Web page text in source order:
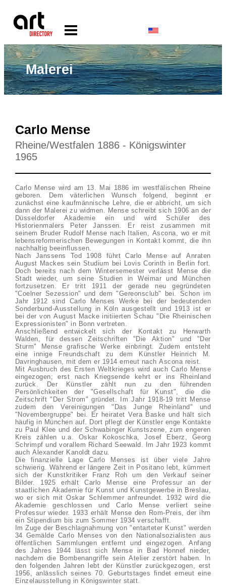
Malerei
Carlo Mense
Rheine/Westfalen 1886 - Königswinter
1965
Carlo Mense wird am 13. Mai 1886 im westfälischen Rheine
geboren. Dem väterlichen Wunsch folgend, beginnt er
zunächst eine kaufmännische Lehre, die er abbricht, um sich
dann der Malerei zu widmen. Mense schreibt sich 1906 an der
Düsseldorfer Akademie ein und wird Schüler des
Historienmalers Peter Janssen. Er reist zusammen mit
seinem Bruder Rudolf Mense nach Italien, Ascona, wo er mit
lebensreformerischen Bewegungen in Kontakt kommt, die ihn
nachhaltig beeinflussen.
Nach Janssens Tod 1908 führt Carlo Mense auf Anraten
August Mackes sein Studium bei Lovis Corinth in Berlin fort.
Doch bereits nach dem Wintersemester verlässt Mense die
Stadt wieder, um seine Studien in Weimar und München
fortzusetzen. Er tritt 1911 der gerade neu gegründeten
"Coelner Sezession" und dem "Gereonsclub" bei. Schon im
Jahr 1912 sind Carlo Menses Werke bei der bedeutenden
Sonderbund-Ausstellung in Köln ausgestellt und 1913 ist er
bei der von August Macke initiierten Schau "Die Rheinischen
Expressionisten" in Bonn vertreten.
Anschließend entwickelt sich der Kontakt zu Herwarth
Walden, für dessen Zeitschriften "Die Aktion" und "Der
Sturm" Mense grafische Werke einbringt. Zudem entsteht
eine innige Freundschaft zu dem Künstler Heinrich M.
Davringhausen, mit dem er 1914 erneut nach Ascona reist.
Mit Ausbruch des Ersten Weltkrieges wird auch Carlo Mense
eingezogen; erst nach Kriegsende kehrt er ins Rheinland
zurück. Der Künstler zählt nun zu den führenden
Persönlichkeiten der "Gesellschaft für Kunst", die die
Zeitschrift "Der Strom" gründet. Im Jahr 1918-19 tritt Mense
zudem den Vereinigungen "Das Junge Rheinland" und
"Novembergruppe" bei. Er heiratet Vera Baske und hält sich
häufig in München auf. Dort pflegt der Künstler enge Kontakte
zu Paul Klee und der Schwabinger Kunstszene, zum engeren
Kreis zählen u.a. Oskar Kokoschka, Josef Eberz, Georg
Schrimpf und vorallem Richard Seewald. Im Jahr 1923 kommt
auch Alexander Kanoldt dazu.
Die finanzielle Lage Carlo Menses ist über viele Jahre
schwierig. Während er längere Zeit in Positano lebt, kümmert
sich der Kunstkritiker Franz Roh um den Verkauf seiner
Bilder. 1925 erhält Carlo Mense eine Professur an der
staatlichen Akademie für Kunst und Kunstgewerbe in Breslau,
wo er sich mit Oskar Schlemmer anfreundet. 1932 wird die
Akademie geschlossen und Carlo Mense verliert seine
Professur wieder. 1933 erhält Mense den Rom-Preis, der ihm
ein Stipendium bis zum Sommer 1934 verschafft.
Im Zuge der Beschlagnahmung von "entarteter Kunst" werden
34 Gemälde Carlo Menses von den Nationalsozialisten aus
öffentlichen Sammlungen entfernt und eingezogen. Anfang
des Jahres 1944 lässt sich Mense in Bad Honnef nieder,
nachdem die Bombenangriffe sein Atelier zerstört haben. In
den folgenden Jahren lebt der Künstler zurückgezogen, erst
1956, anlässlich seines 70. Geburtstages findet erneut eine
Einzelausstellung in Königswinter statt.